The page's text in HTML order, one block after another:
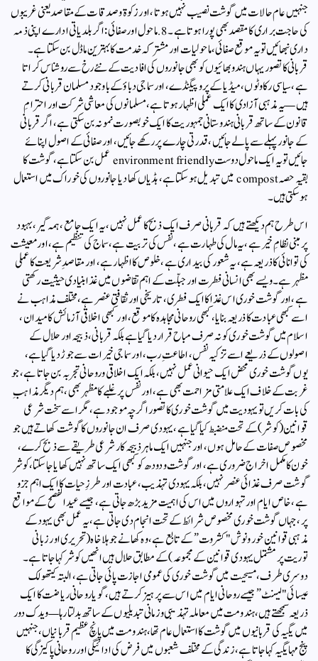
جنہیں عام حالات میں گوشت نصیب نہیں ہوتا، اور زکوۃ وصدقات کے مقاصد یعنی غریبوں
کی حاجت براری کا مقصد بھی پورا ہوتا ہے۔8. ماحول اور صفائی:اگر بلدیاتی ادارے اپنی ذمہ
داری نبھائیں تو یہ موقع صفائی، ماحولیات اور مشترکہ خدمت کا بہترین ماڈل بن سکتا ہے۔
قربانی کا تصور یہاں ہندو بھائیوں کو بھی جانوروں کی افادیت کے نئے رخ سے روشناس کراتا
ہے، سیاسی رکاوٹوں، میڈیا کے پروپیگنڈے، اور سماجی دباؤ کے باوجود مسلمان قربانی کرتے
ہیں — یہ مذہبی آزادی کا ایک عملی اظہار ہوتا ہے، مسلمانوں کی معاشی شرکت اور احترامِ
قانون کے ساتھ قربانی ہندوستانی جمہوریت کا ایک خوبصورت نمونہ بن سکتی ہے، اگر قربانی
کے جانور پہلے سے پالے جائیں، قدرتی چارے پر رکھے جائیں، اور صفائی کے اصول اپنائے
جائیں تو یہ ایک ماحول دوست environment friendly عمل بن سکتا ہے، گوشت کا
بقیہ حصہ compost میں تبدیل ہو سکتا ہے، ہڈیاں کھاد یا جانوروں کی خوراک میں استعمال
ہو سکتی ہیں۔
اس طرح ہم دیکھتے ہیں کہ قربانی صرف ایک ذبح کا عمل نہیں، یہ ایک جامع، ہمہ گیر، بہبود
پر مبنی نظامِ خیر ہے، یہ مال کی طہارت ہے، نفس کی تربیت ہے، سماج کی تنظیم ہے، اور معیشت
کی توانائی کا ذریعہ ہے، یہ شعور کی بیداری ہے، خلوص کا اظہار ہے، اور مقاصدِ شریعت کا عملی
مظہر ہے۔ویسے بھی انسانی فطرت اور جبلّت کے اہم تقاضوں میں غذا بنیادی حیثیت رکھتی
ہے، اور گوشت خوری اس غذا کا ایک فطری، تاریخی اور ثقافتی عنصر ہے، مختلف مذاہب نے
اسے کبھی عبادت کا ذریعہ بنایا، کبھی روحانی مجاہدہ کا موقع، اور کبھی اخلاقی آزمائش کا میدان،
اسلام میں گوشت خوری کو نہ صرف مباح قرار دیا گیا ہے بلکہ قربانی، ذبیحہ اور حلال کے
اصولوں کے ذریعے اسے تزکیہ نفس، اطاعتِ رب، اور سماجی خیرات سے جوڑ دیا گیا ہے،
یوں گوشت خوری محض ایک حیوانی عمل نہیں، بلکہ ایک اخلاقی و روحانی تجربہ بن جاتا ہے، جو
غربت کے خلاف ایک علامتی مزاحمت بھی ہے، اور نفس پر غلبے کا مظہر بھی، ہم دیگر مذاہبِ
کی بات کریں تو یہودیت میں گوشت خوری کا تصور اگرچہ موجود ہے، مگر اسے سخت شرعی
قوانین (کوشر) کے تحت منضبط کیا گیا ہے، یہودی صرف ان جانوروں کا گوشت کھاتے ہیں جو
مخصوص صفات کے حامل ہوں، اور جنہیں ایک ماہر ذبیحہ کار شرعی طریقے سے ذبح کرے،
خون کا مکمل اخراج ضروری ہے، اور گوشت و دودھ کو کبھی ایک ساتھ نہیں کھایا جا سکتا، کوشر
گوشت صرف غذائی عنصر نہیں، بلکہ یہودی تہذیب، عبادت اور طرزِ حیات کا ایک اہم جزو
ہے، خاص ایام اور تہواروں میں اس کی اہمیت مزید بڑھ جاتی ہے، جیسے عید الفصح کے مواقع
پر، جہاں گوشت خوری مخصوص شرائط کے تحت انجام دی جاتی ہے، یہ عمل بھی یہود کے
مذہبی قوانین خور ونوش "کشروت” کے تابع ہے، وہ کھانے جو ہلاخاہ (تحریری اور زبانی
توریت پر مشتمل یہودی قوانین کے مجموعہ) کے مطابق حلال ہیں انھیں کوشر کہا جاتا ہے۔
دوسری طرف، مسیحیت میں گوشت خوری کی عمومی اجازت پائی جاتی ہے، البتہ کیتھولک
عیسائی "لینٹ” جیسے روحانی ایام میں اس سے پرہیز کرتے ہیں، گویا روحانی ریاضت کا ایک
ذریعہ سمجھتے ہیں، ہندو مت میں معاملہ تہذیبی وزمانی تبدیلیوں کے ساتھ بدلتا رہا— ویدک دور
میں یگیہ کی قربانیوں میں گوشت کا استعمال عام تھا، ہندو مت میں پانچ عظیم قربانیاں، جنہیں
پنج مہا یگیہ کہا جاتا ہے، زندگی کے مختلف شعبوں میں فرض کی ادائیگی اور روحانی پاکیزگی کا